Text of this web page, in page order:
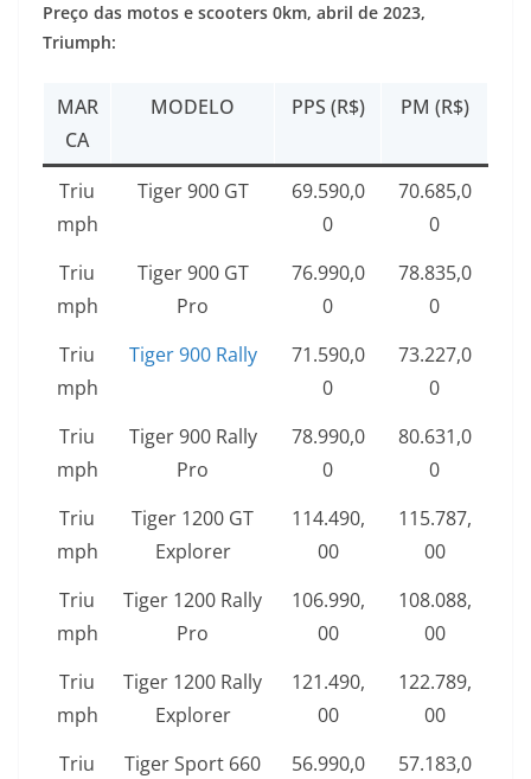
Preço das motos e scooters 0km, abril de 2023,
Triumph:
MAR
CA
MODELO PPS (R$) PM (R$)
Triu
mph
Tiger 900 GT
69.590,0
0
70.685,0
0
Triu
mph
Tiger 900 GT
Pro
76.990,0
0
78.835,0
0
Triu
mph
Tiger 900 Rally
71.590,0
0
73.227,0
0
Triu
mph
Tiger 900 Rally
Pro
78.990,0
0
80.631,0
0
Triu
mph
Tiger 1200 GT
Explorer
114.490,
00
115.787,
00
Triu
mph
Tiger 1200 Rally
Pro
106.990,
00
108.088,
00
Triu
mph
Tiger 1200 Rally
Explorer
121.490,
00
122.789,
00
Triu
Tiger Sport 660
56.990,0
57.183,0